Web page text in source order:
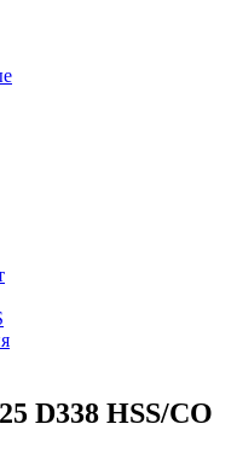
D338 HSS/CO